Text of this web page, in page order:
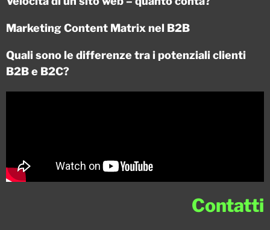
Marketing Content Matrix nel B2B
Quali sono le differenze tra i potenziali clienti
B2B e B2C?
Contatti